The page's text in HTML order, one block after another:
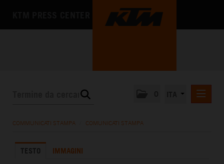
L'AZIENDA
COMMUNICATI STAMPA COMUNICATI STAMPA
TESTO IMMAGINI